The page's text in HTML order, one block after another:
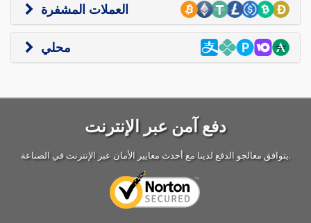
العملات المشفرة
محلي
دفع آمن عبر الإنترنت
يتوافق معالجو الدفع لدينا مع أحدث معايير الأمان عبر الإنترنت في الصناعة.